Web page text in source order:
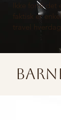
Ikke fordi
faktisk er
travel hverdag.